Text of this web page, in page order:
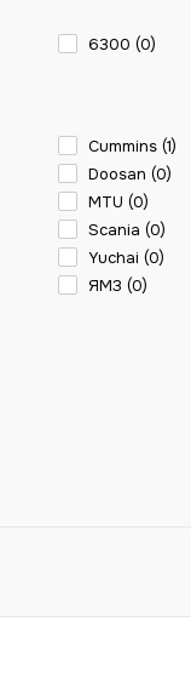
6300 (0)
Cummins (1)
Doosan (0)
MTU (0)
Scania (0)
Yuchai (0)
ЯМЗ (0)